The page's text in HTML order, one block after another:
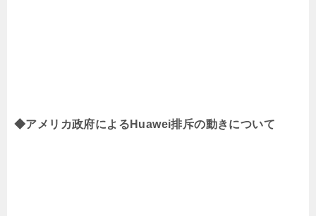
◆アメリカ政府によるHuawei排斥の動きについて